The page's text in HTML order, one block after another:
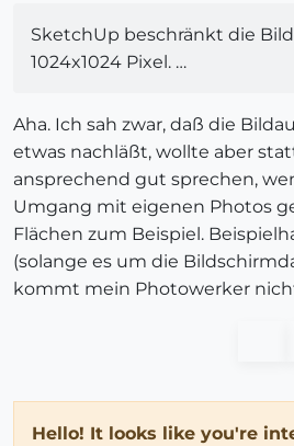
SketchUp beschränkt die
1024x1024 Pixel. …
Aha. Ich sah zwar, daß die
etwas nachläßt, wollte aber
ansprechend gut sprechen,
Umgang mit eigenen Photos
Flächen zum Beispiel.
(solange es um die
kommt mein Photowerker
Hello! It looks like you're